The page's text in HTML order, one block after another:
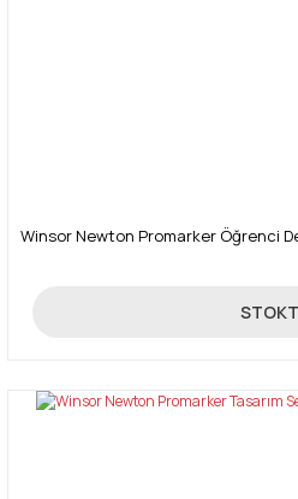
Winsor Newton Promarker Öğrenci